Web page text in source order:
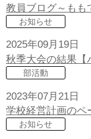
教員ブログ～もも
お知らせ
2025年09月19日
秋季大会の結果【
部活動
2023年07月21日
学校経営計画のペ
お知らせ